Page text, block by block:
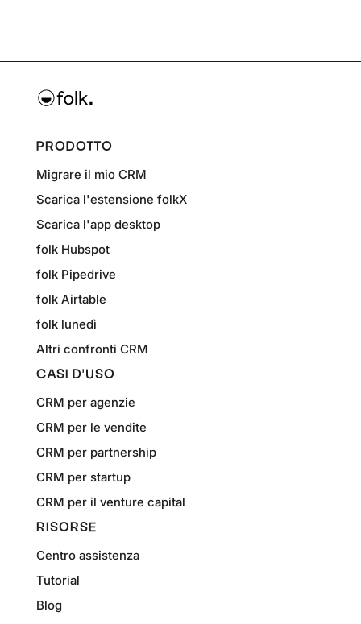
PRODOTTO
Migrare il mio CRM
Scarica l'estensione folkX
Scarica l'app desktop
folk Hubspot
folk Pipedrive
folk Airtable
folk lunedì
Altri confronti CRM
CASI D'USO
CRM per agenzie
CRM per le vendite
CRM per partnership
CRM per startup
CRM per il venture capital
RISORSE
Centro assistenza
Tutorial
Blog